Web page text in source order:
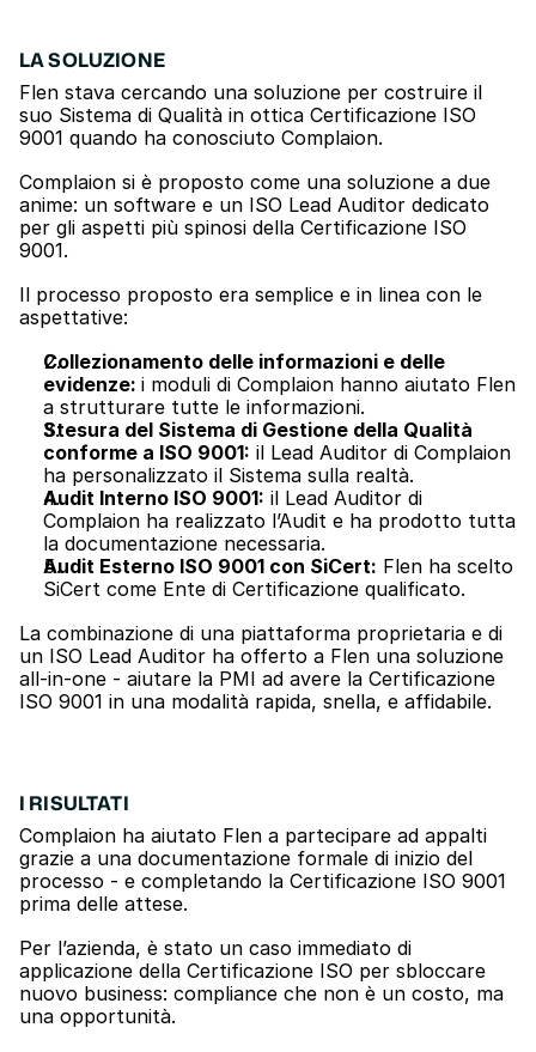
LA SOLUZIONE
Flen stava cercando una soluzione per costruire il
suo Sistema di Qualità in ottica Certificazione ISO
9001 quando ha conosciuto Complaion.
Complaion si è proposto come una soluzione a due
anime: un software e un ISO Lead Auditor dedicato
per gli aspetti più spinosi della Certificazione ISO
9001.
Il processo proposto era semplice e in linea con le
aspettative:
Collezionamento delle informazioni e delle
evidenze: i moduli di Complaion hanno aiutato Flen
a strutturare tutte le informazioni.
Stesura del Sistema di Gestione della Qualità
conforme a ISO 9001: il Lead Auditor di Complaion
ha personalizzato il Sistema sulla realtà.
Audit Interno ISO 9001: il Lead Auditor di
Complaion ha realizzato l’Audit e ha prodotto tutta
la documentazione necessaria.
Audit Esterno ISO 9001 con SiCert: Flen ha scelto
SiCert come Ente di Certificazione qualificato.
La combinazione di una piattaforma proprietaria e di
un ISO Lead Auditor ha offerto a Flen una soluzione
all-in-one - aiutare la PMI ad avere la Certificazione
ISO 9001 in una modalità rapida, snella, e affidabile.
I RISULTATI
Complaion ha aiutato Flen a partecipare ad appalti
grazie a una documentazione formale di inizio del
processo - e completando la Certificazione ISO 9001
prima delle attese.
Per l’azienda, è stato un caso immediato di
applicazione della Certificazione ISO per sbloccare
nuovo business: compliance che non è un costo, ma
una opportunità.